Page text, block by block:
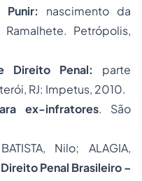
nascimento da
Petrópolis,
Direito Penal: parte
RJ: Impetus, 2010.
ex-infratores. São
Nilo; ALAGIA,
Direito Penal Brasileiro –